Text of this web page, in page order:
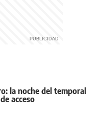
la noche del temporal
acceso